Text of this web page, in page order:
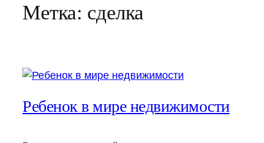
Метка: сделка
Ребенок в мире недвижимости